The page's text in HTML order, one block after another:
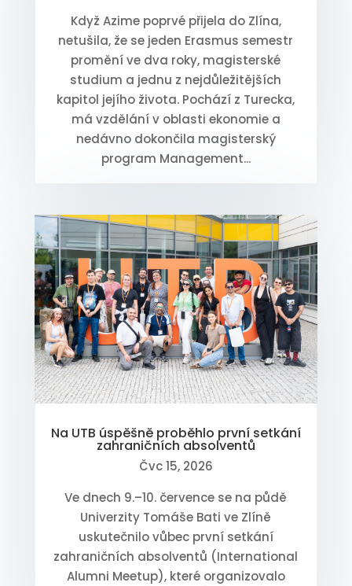
Když Azime poprvé přijela do Zlína,
netušila, že se jeden Erasmus semestr
promění ve dva roky, magisterské
studium a jednu z nejdůležitějších
kapitol jejího života. Pochází z Turecka,
má vzdělání v oblasti ekonomie a
nedávno dokončila magisterský
program Management...
Na UTB úspěšně proběhlo první setkání
zahraničních absolventů
Čvc 15, 2026
Ve dnech 9.–10. července se na půdě
Univerzity Tomáše Bati ve Zlíně
uskutečnilo vůbec první setkání
zahraničních absolventů (International
Alumni Meetup), které organizovalo